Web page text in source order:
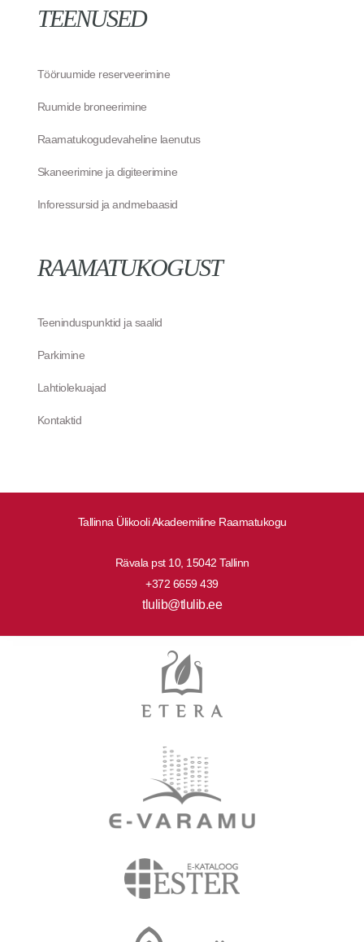
Tallinna Ülikooli Akadeemiline Raamatukogu
Rävala pst 10, 15042 Tallinn
+372 6659 439
tlulib@tlulib.ee
TEENUSED
Tööruumide reserveerimine
Ruumide broneerimine
Raamatukogudevaheline laenutus
Skaneerimine ja digiteerimine
Inforessursid ja andmebaasid
RAAMATUKOGUST
Teeninduspunktid ja saalid
Parkimine
Lahtiolekuajad
Kontaktid